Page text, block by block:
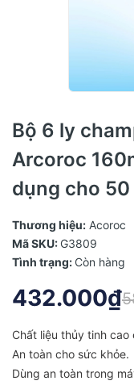
Bộ 6 ly
Arcoroc
dụng cho
Thương hiệu: Acoroc
Mã SKU: G3809
Tình trạng: Còn hàng
432.000₫
Chất liệu thủy tinh cao
An toàn cho sức khỏe.
Dùng an toàn trong